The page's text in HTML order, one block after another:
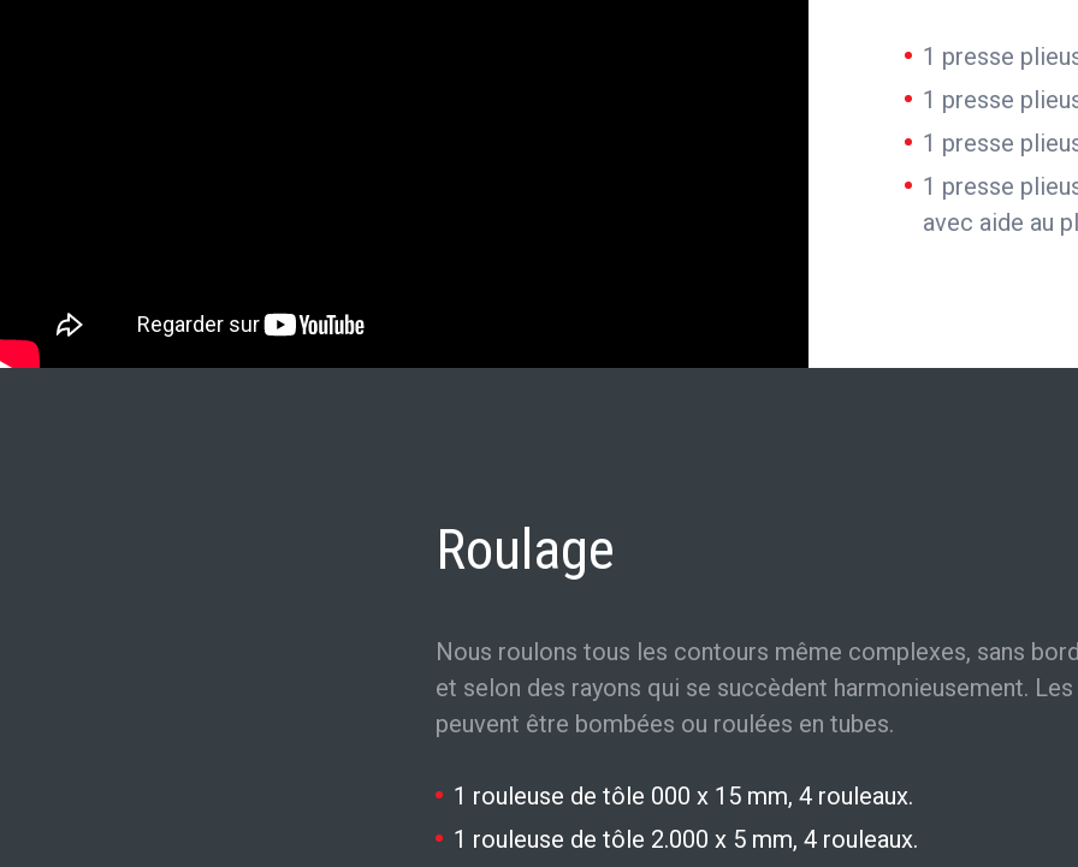
1 presse
1 presse
1 presse
1 presse
avec aide au
Roulage
Nous roulons tous les contours même complexes, sans
et selon des rayons qui se succèdent harmonieusement.
peuvent être bombées ou roulées en tubes.
1 rouleuse de tôle 000 x 15 mm, 4 rouleaux.
1 rouleuse de tôle 2.000 x 5 mm, 4 rouleaux.